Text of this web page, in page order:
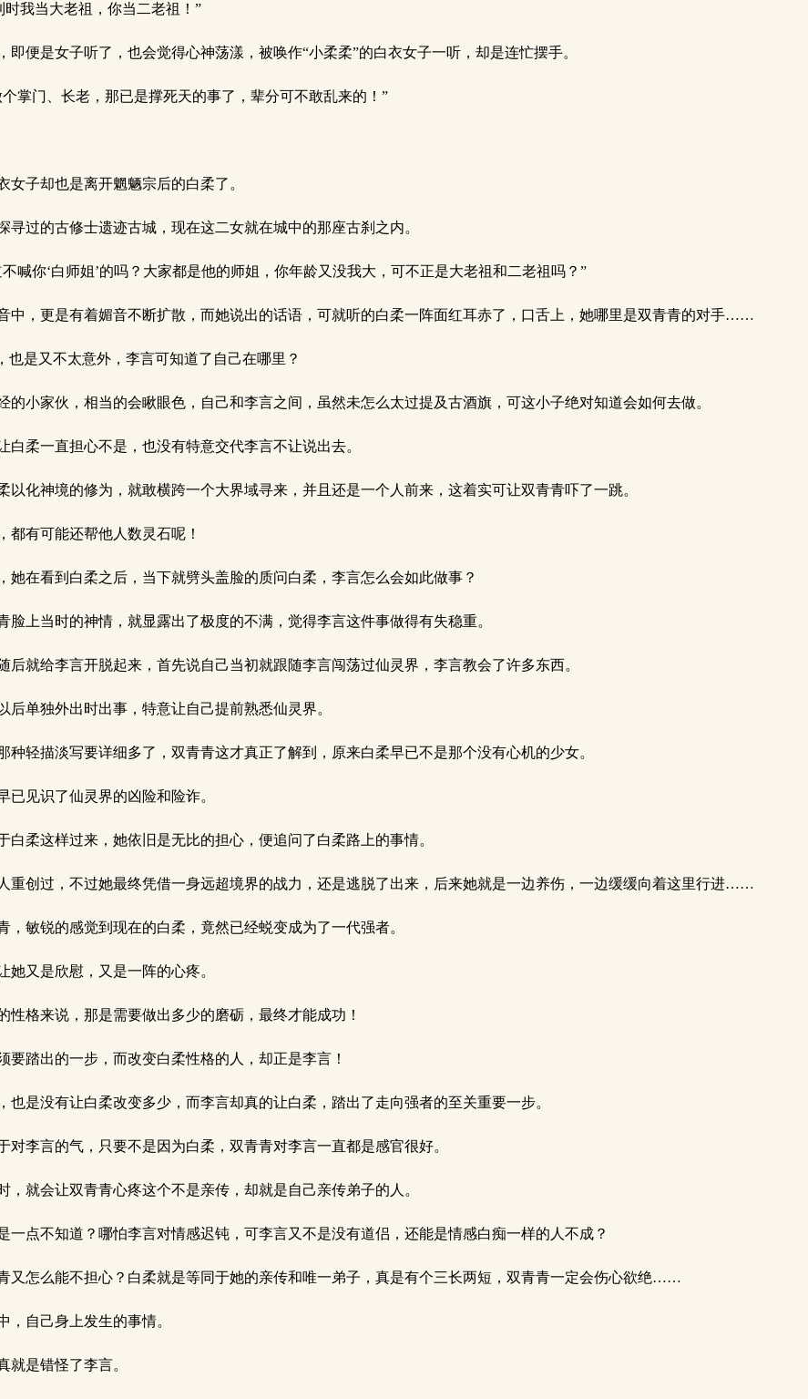
我当大老祖，你当二老祖！”
便是女子听了，也会觉得心神荡漾，被唤作“小柔柔”的白衣女子一听，却是连忙摆手。
掌门、长老，那已是撑死天的事了，辈分可不敢乱来的！”
子却也是离开魍魉宗后的白柔了。
过的古修士遗迹古城，现在这二女就在城中的那座古刹之内。
你‘白师姐’的吗？大家都是他的师姐，你年龄又没我大，可不正是大老祖和二老祖吗？”
，更是有着媚音不断扩散，而她说出的话语，可就听的白柔一阵面红耳赤了，口舌上，她哪里是双青青的对手……
是又不太意外，李言可知道了自己在哪里？
小家伙，相当的会瞅眼色，自己和李言之间，虽然未怎么太过提及古酒旗，可这小子绝对知道会如何去做。
柔一直担心不是，也没有特意交代李言不让说出去。
化神境的修为，就敢横跨一个大界域寻来，并且还是一个人前来，这着实可让双青青吓了一跳。
有可能还帮他人数灵石呢！
在看到白柔之后，当下就劈头盖脸的质问白柔，李言怎么会如此做事？
上当时的神情，就显露出了极度的不满，觉得李言这件事做得有失稳重。
就给李言开脱起来，首先说自己当初就跟随李言闯荡过仙灵界，李言教会了许多东西。
单独外出时出事，特意让自己提前熟悉仙灵界。
轻描淡写要详细多了，双青青这才真正了解到，原来白柔早已不是那个没有心机的少女。
见识了仙灵界的凶险和险诈。
柔这样过来，她依旧是无比的担心，便追问了白柔路上的事情。
创过，不过她最终凭借一身远超境界的战力，还是逃脱了出来，后来她就是一边养伤，一边缓缓向着这里行进……
敏锐的感觉到现在的白柔，竟然已经蜕变成为了一代强者。
又是欣慰，又是一阵的心疼。
格来说，那是需要做出多少的磨砺，最终才能成功！
踏出的一步，而改变白柔性格的人，却正是李言！
是没有让白柔改变多少，而李言却真的让白柔，踏出了走向强者的至关重要一步。
李言的气，只要不是因为白柔，双青青对李言一直都是感官很好。
就会让双青青心疼这个不是亲传，却就是自己亲传弟子的人。
点不知道？哪怕李言对情感迟钝，可李言又不是没有道侣，还能是情感白痴一样的人不成？
怎么能不担心？白柔就是等同于她的亲传和唯一弟子，真是有个三长两短，双青青一定会伤心欲绝……
自己身上发生的事情。
是错怪了李言。